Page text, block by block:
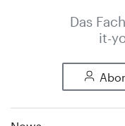
Das
it-